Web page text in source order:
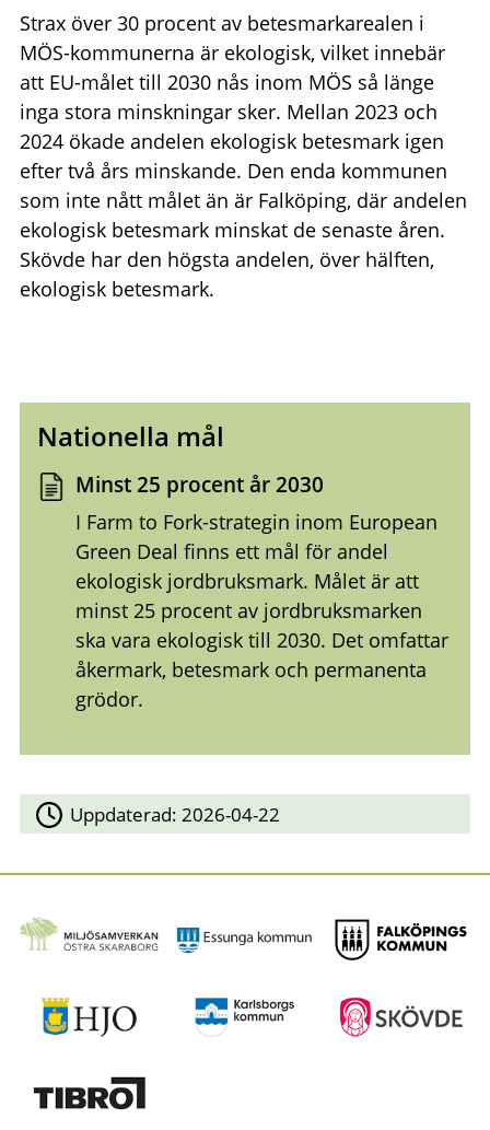
Strax över 30 procent av betesmarkarealen i
MÖS-kommunerna är ekologisk, vilket innebär
att EU-målet till 2030 nås inom MÖS så länge
inga stora minskningar sker. Mellan 2023 och
2024 ökade andelen ekologisk betesmark igen
efter två års minskande. Den enda kommunen
som inte nått målet än är Falköping, där andelen
ekologisk betesmark minskat de senaste åren.
Skövde har den högsta andelen, över hälften,
ekologisk betesmark.
Nationella mål
Minst 25 procent år 2030
I Farm to Fork-strategin inom European
Green Deal finns ett mål för andel
ekologisk jordbruksmark. Målet är att
minst 25 procent av jordbruksmarken
ska vara ekologisk till 2030. Det omfattar
åkermark, betesmark och permanenta
grödor.
Uppdaterad:2026-04-22